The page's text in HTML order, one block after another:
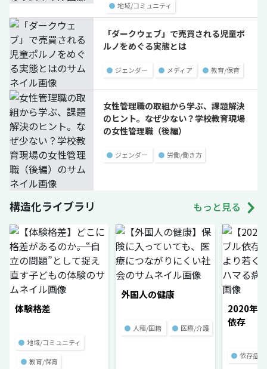
● 地域/コミュニティ
「ダークウェブ」で売買される児童ポ
ルノをめぐる実態とは
● ジェンダー ● メディア ● 教育/保育
女性管理職の取組から学ぶ、課題解決
のヒント。なぜ少ない？学校教育現場
の女性管理職（後編）
● ジェンダー ● 労働/働き方
構造化ライブラリ もっと見る
体験格差
● 地域/コミュニティ
● 教育/保育
外国人の健康
● 人種/国籍 ● 医療/介護
2020年
依存
● 依存症